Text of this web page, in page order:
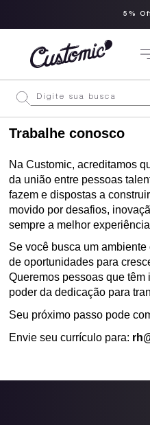
5%
Trabalhe conosco
Na Customic, acreditamos
da união entre pessoas
fazem e dispostas a
movido por desafios,
sempre a melhor
Se você busca um
de oportunidades para
Queremos pessoas que
poder da dedicação para
Seu próximo passo pode
Envie seu currículo para: